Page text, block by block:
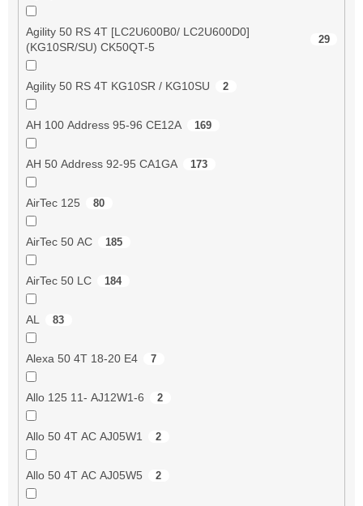
Agility 50 RS 4T [LC2U600B0/ LC2U600D0]
(KG10SR/SU) CK50QT-5
29
Agility 50 RS 4T KG10SR / KG10SU 2
AH 100 Address 95-96 CE12A 169
AH 50 Address 92-95 CA1GA 173
AirTec 125 80
AirTec 50 AC 185
AirTec 50 LC 184
AL 83
Alexa 50 4T 18-20 E4 7
Allo 125 11- AJ12W1-6 2
Allo 50 4T AC AJ05W1 2
Allo 50 4T AC AJ05W5 2